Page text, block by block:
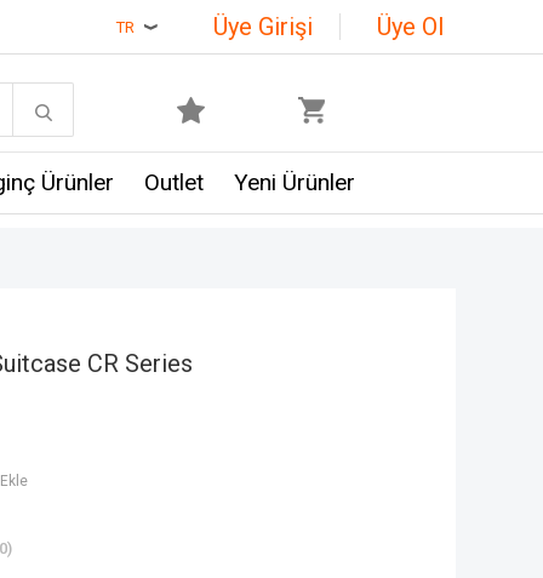
TR Üye Girişi Üye Ol
Ürünler Outlet Yeni Ürünler
CR Series